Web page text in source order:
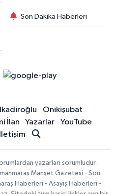
Son Dakika Haberleri
Onikişubat
İlan Yazarlar
YouTube
İletişim
yazarları sorumludur.
Manşet Gazetesi - Son
Haberleri - Asayiş Haberleri -